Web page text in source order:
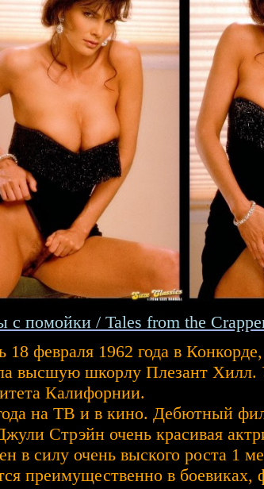
с помойки / Tales from the
18 февраля 1962 года в
высшую шкорлу Плезант Хилл.
Калифорнии.
на ТВ и в кино. Дебютный
Стрэйн очень красивая
в силу очень выского роста 1
преимущественно в боевиках,